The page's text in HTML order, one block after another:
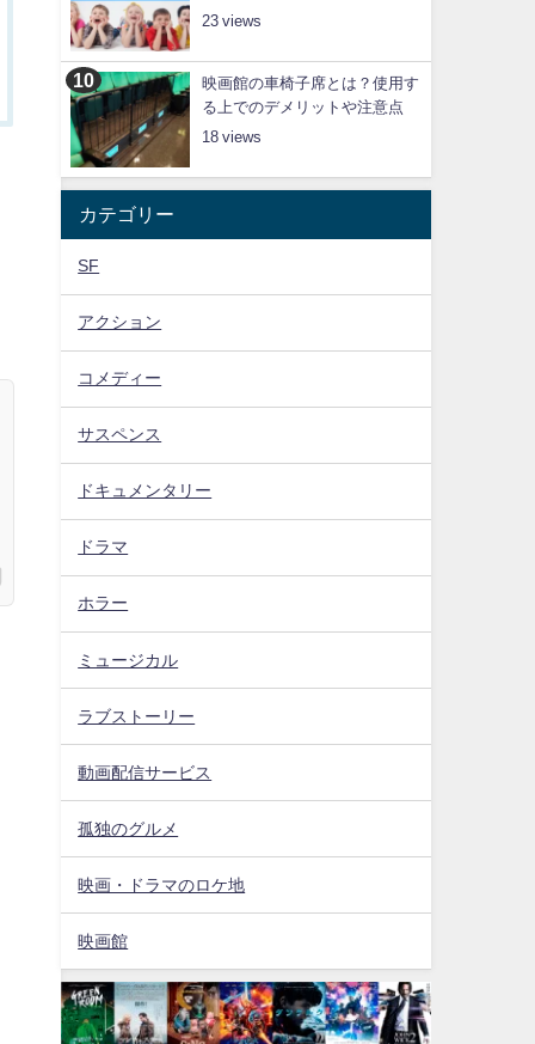
23
映画館の車椅子席とは？使用す
る上でのデメリットや注意点
18
カテゴリー
SF
アクション
コメディー
サスペンス
ドキュメンタリー
ドラマ
ホラー
ミュージカル
ラブストーリー
動画配信サービス
孤独のグルメ
映画・ドラマのロケ地
映画館